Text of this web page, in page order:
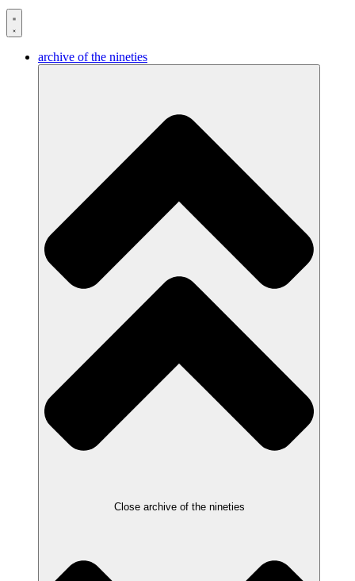
archive of the nineties
Close archive of the nineties